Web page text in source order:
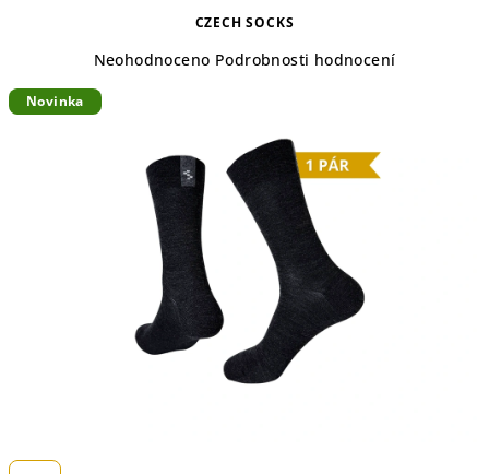
CZECH SOCKS
Průměrné
produktu
hvězdiček.
Neohodnoceno Podrobnosti hodnocení
Novinka